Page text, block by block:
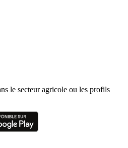
le secteur agricole ou les profils